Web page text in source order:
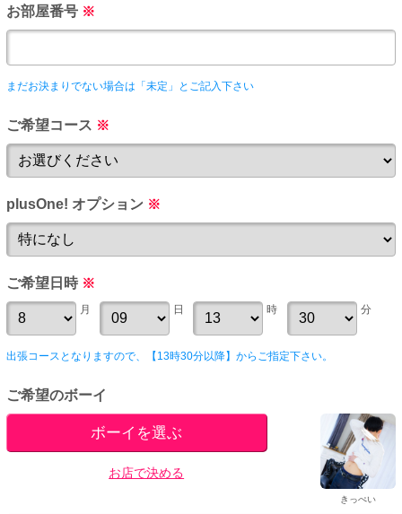
お部屋番号 ※
まだお決まりでない場合は「未定」とご記入下さい
ご希望コース ※
plusOne! オプション ※
ご希望日時 ※
月 日 時 分
出張コースとなりますので、【13時30分以降】からご指定下さい。
ご希望のボーイ
きっぺい
ボーイを選ぶ
お店で決める